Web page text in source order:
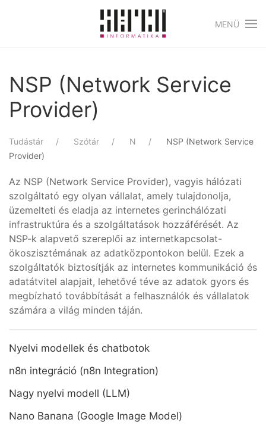
Skip to main content
MENÜ
NSP (Network Service
Provider)
Tudástár Szótár N
NSP (Network Service
Provider)
Az NSP (Network Service Provider), vagyis hálózati
szolgáltató egy olyan vállalat, amely tulajdonolja,
üzemelteti és eladja az internetes gerinchálózati
infrastruktúra és a szolgáltatások hozzáférését. Az
NSP-k alapvető szereplői az internetkapcsolat-
ökoszisztémának az adatközpontokon belül. Ezek a
szolgáltatók biztosítják az internetes kommunikáció és
adatátvitel alapjait, lehetővé téve az adatok gyors és
megbízható továbbítását a felhasználók és vállalatok
számára a világ minden táján.
Nyelvi modellek és chatbotok
n8n integráció (n8n Integration)
Nagy nyelvi modell (LLM)
Nano Banana (Google Image Model)